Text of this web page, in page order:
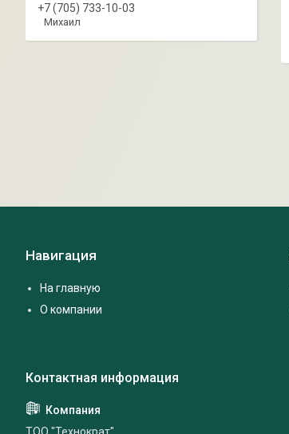
+7 (705) 733-10-03
Михаил
Навигация
На главную
О компании